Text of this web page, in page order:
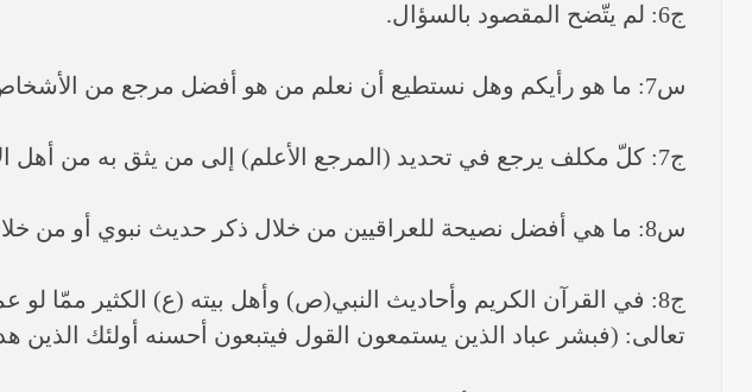
ج6: لم يتّضح المقصود بالسؤال.
س7: ما هو رأيكم وهل نستطيع أن نعلم من هو أفضل مرجع من الأشخاص والمراجع الذين توفوا؟
ج7: كلّ مكلف يرجع في تحديد (المرجع الأعلم) إلى من يثق به من أهل الاختصاص ونحن لا نبدي رأياً في ذلك ونحترم الجميع.
س8: ما هي أفضل نصيحة للعراقيين من خلال ذكر حديث نبوي أو من خلال حديث لإمام أو مرجع؟
ج8: في القرآن الكريم وأحاديث النبي(ص) وأهل بيته (ع) الكثير ممّا
تعالى: (فبشر عباد الذين يستمعون القول فيتبعون أحسنه أولئك الذين